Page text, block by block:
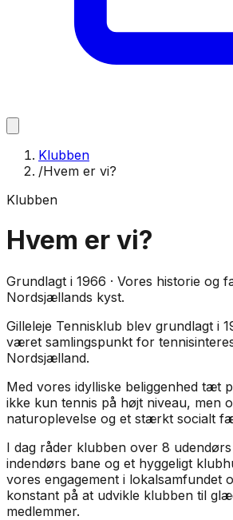
Klubben
/Hvem er vi?
Klubben
Hvem er vi?
Grundlagt i 1966 · Vores historie og
Nordsjællands kyst.
Gilleleje Tennisklub blev grundlagt i
været samlingspunkt for
Nordsjælland.
Med vores idylliske beliggenhed tæt
ikke kun tennis på højt niveau, men
naturoplevelse og et stærkt socialt
I dag råder klubben over 8
indendørs bane og et hyggeligt
vores engagement i lokalsamfundet
konstant på at udvikle klubben til
medlemmer.